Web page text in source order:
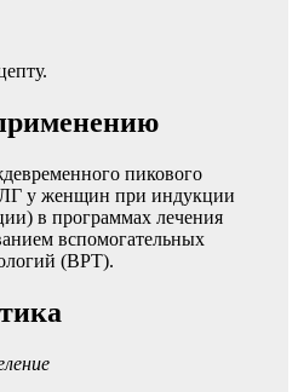
пикового
у женщин при индукции
в программах лечения
вспомогательных
(ВРТ).